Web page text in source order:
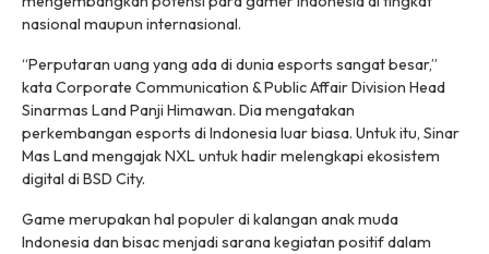
nasional maupun internasional.
“Perputaran uang yang ada di dunia esports sangat besar,”
kata Corporate Communication & Public Affair Division Head
Sinarmas Land Panji Himawan. Dia mengatakan
perkembangan esports di Indonesia luar biasa. Untuk itu, Sinar
Mas Land mengajak NXL untuk hadir melengkapi ekosistem
digital di BSD City.
Game merupakan hal populer di kalangan anak muda
Indonesia dan bisac menjadi sarana kegiatan positif dalam